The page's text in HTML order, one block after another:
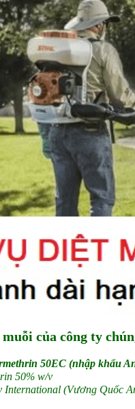
của công ty
50EC (nhập khẩu
50% w/v
(Vương Quốc